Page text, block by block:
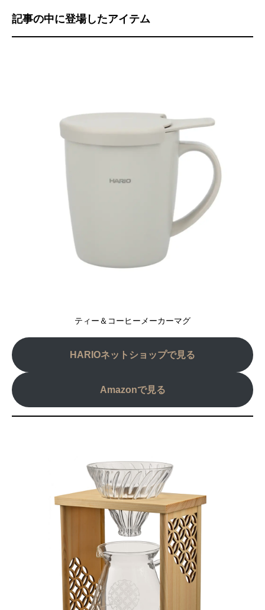
記事の中に登場したアイテム
ティー＆コーヒーメーカーマグ
HARIOネットショップで見る
Amazonで見る